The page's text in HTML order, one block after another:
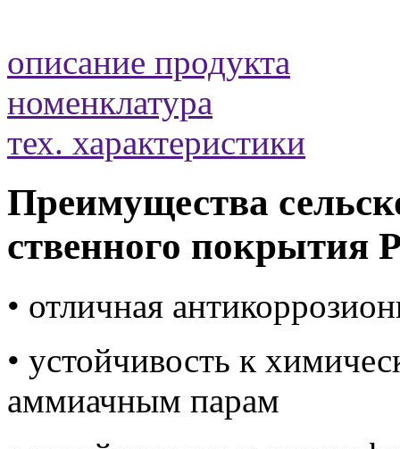
описание продукта
номенклатура
тех. характеристики
Преимущества
ственного покрытия
• отличная
• устойчивость к
аммиачным парам